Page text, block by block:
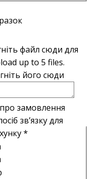
файл сюди для
up to 5 files.
його сюди
замовлення
зв’язку для
*